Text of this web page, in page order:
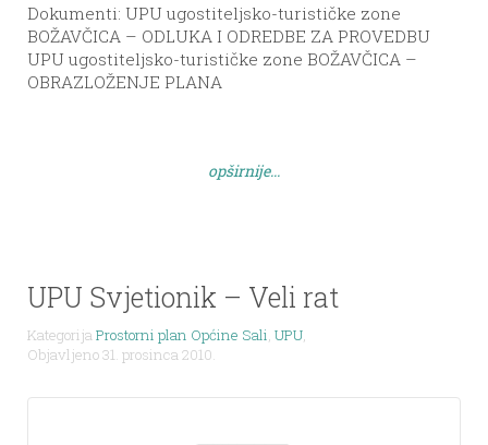
Dokumenti: UPU ugostiteljsko-turističke zone
BOŽAVČICA – ODLUKA I ODREDBE ZA PROVEDBU
UPU ugostiteljsko-turističke zone BOŽAVČICA –
OBRAZLOŽENJE PLANA
opširnije...
UPU Svjetionik – Veli rat
KategorijaProstorni plan Općine Sali, UPU,
Objavljeno 31. prosinca 2010.